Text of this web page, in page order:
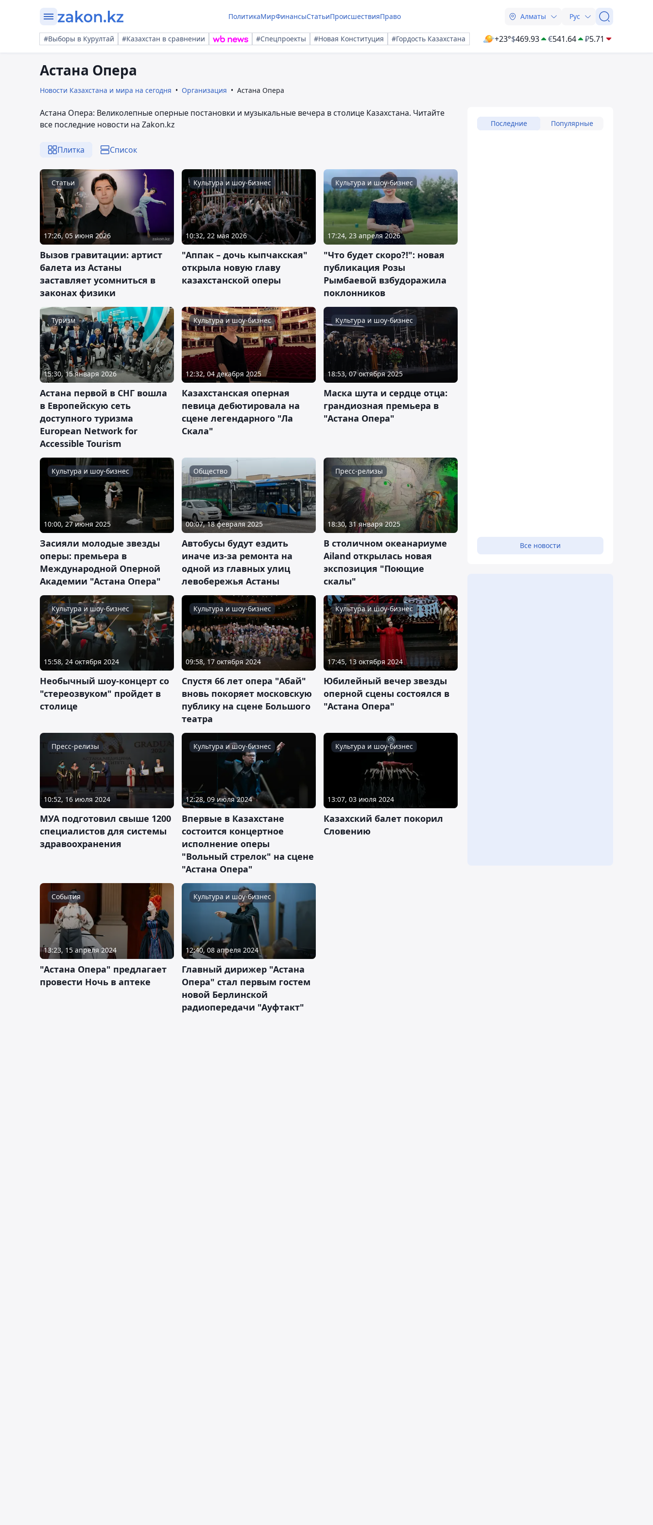
ПолитикаМирФинансыСтатьиПроисшествияПраво Алматы Рус
#Выборы в Курултай #Казахстан в сравнении #Спецпроекты #Новая Конституция #Гордость Казахстана +23°$469.93 €541.64 ₽5.71
Астана Опера
Новости Казахстана и мира на сегодня Организация Астана Опера
Астана Опера: Великолепные оперные постановки и музыкальные вечера в столице Казахстана. Читайте
все последние новости на Zakon.kz
Плитка Список
Статьи
17:26, 05 июня 2026
Вызов гравитации: артист
балета из Астаны
заставляет усомниться в
законах физики
Культура и шоу-бизнес
10:32, 22 мая 2026
"Аппак – дочь кыпчакская"
открыла новую главу
казахстанской оперы
Культура и шоу-бизнес
17:24, 23 апреля 2026
"Что будет скоро?!": новая
публикация Розы
Рымбаевой взбудоражила
поклонников
Туризм
15:30, 15 января 2026
Астана первой в СНГ вошла
в Европейскую сеть
доступного туризма
European Network for
Accessible Tourism
Культура и шоу-бизнес
12:32, 04 декабря 2025
Казахстанская оперная
певица дебютировала на
сцене легендарного "Ла
Скала"
Культура и шоу-бизнес
18:53, 07 октября 2025
Маска шута и сердце отца:
грандиозная премьера в
"Астана Опера"
Культура и шоу-бизнес
10:00, 27 июня 2025
Засияли молодые звезды
оперы: премьера в
Международной Оперной
Академии "Астана Опера"
Общество
00:07, 18 февраля 2025
Автобусы будут ездить
иначе из-за ремонта на
одной из главных улиц
левобережья Астаны
Пресс-релизы
18:30, 31 января 2025
В столичном океанариуме
Ailand открылась новая
экспозиция "Поющие
скалы"
Культура и шоу-бизнес
15:58, 24 октября 2024
Необычный шоу-концерт со
"стереозвуком" пройдет в
столице
Культура и шоу-бизнес
09:58, 17 октября 2024
Спустя 66 лет опера "Абай"
вновь покоряет московскую
публику на сцене Большого
театра
Культура и шоу-бизнес
17:45, 13 октября 2024
Юбилейный вечер звезды
оперной сцены состоялся в
"Астана Опера"
Пресс-релизы
10:52, 16 июля 2024
МУА подготовил свыше 1200
специалистов для системы
здравоохранения
Культура и шоу-бизнес
12:28, 09 июля 2024
Впервые в Казахстане
состоится концертное
исполнение оперы
"Вольный стрелок" на сцене
"Астана Опера"
Культура и шоу-бизнес
13:07, 03 июля 2024
Казахский балет покорил
Словению
События
13:23, 15 апреля 2024
"Астана Опера" предлагает
провести Ночь в аптеке
Культура и шоу-бизнес
12:40, 08 апреля 2024
Главный дирижер "Астана
Опера" стал первым гостем
новой Берлинской
радиопередачи "Ауфтакт"
Последние Популярные
Все новости